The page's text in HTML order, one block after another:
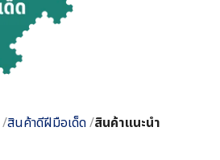
/สินค้าดีฝีมือเด็ด/สินค้าแนะนำ